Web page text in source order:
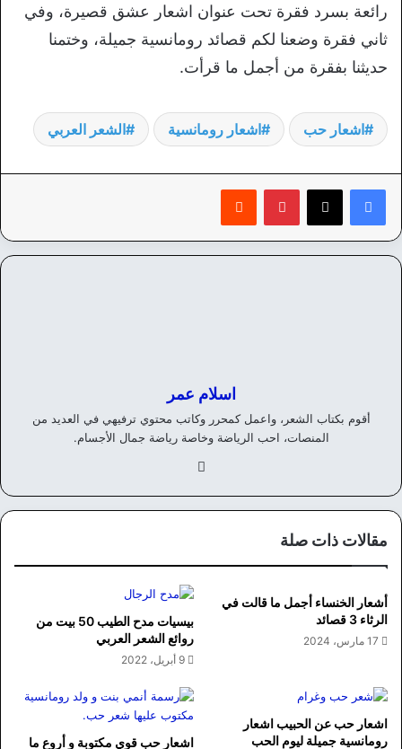
رائعة بسرد فقرة تحت عنوان اشعار عشق قصيرة، وفي
ثاني فقرة وضعنا لكم قصائد رومانسية جميلة، وختمنا
حديثنا بفقرة من أجمل ما قرأت.
اشعار حب اشعار رومانسية الشعر العربي
بينتيريست
اسلام عمر
أقوم بكتاب الشعر، واعمل كمحرر وكاتب محتوي ترفيهي في العديد من
المنصات، احب الرياضة وخاصة رياضة جمال الأجسام.
وك
مقالات ذات صلة
أشعار الخنساء أجمل ما قالت في
الرثاء 3 قصائد
17 مارس، 2024
بيسيات مدح الطيب 50 بيت من
روائع الشعر العربي
9 أبريل، 2022
اشعار حب عن الحبيب اشعار
رومانسية جميلة ليوم الحب
اشعار حب قوي مكتوبة و أروع ما